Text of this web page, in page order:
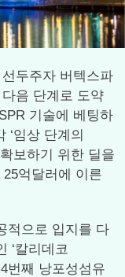
두주자 버텍스파
음 단계로 도약
기술에 베팅하
‘임상 단계의
보하기 위한 딜을
억달러에 이른
적으로 입지를 다
‘칼리데코
번째 낭포성섬유